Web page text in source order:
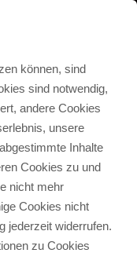
2021
können, sind
sind notwendig,
andere Cookies
unsere
Inhalte
Cookies zu und
nicht mehr
Cookies nicht
jederzeit widerrufen.
zu Cookies